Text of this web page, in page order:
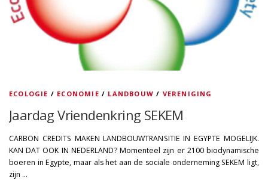
ECOLOGIE / ECONOMIE / LANDBOUW / VERENIGING
Jaardag Vriendenkring SEKEM
CARBON CREDITS MAKEN LANDBOUWTRANSITIE IN EGYPTE MOGELIJK.
KAN DAT OOK IN NEDERLAND? Momenteel zijn er 2100 biodynamische
boeren in Egypte, maar als het aan de sociale onderneming SEKEM ligt,
zijn …